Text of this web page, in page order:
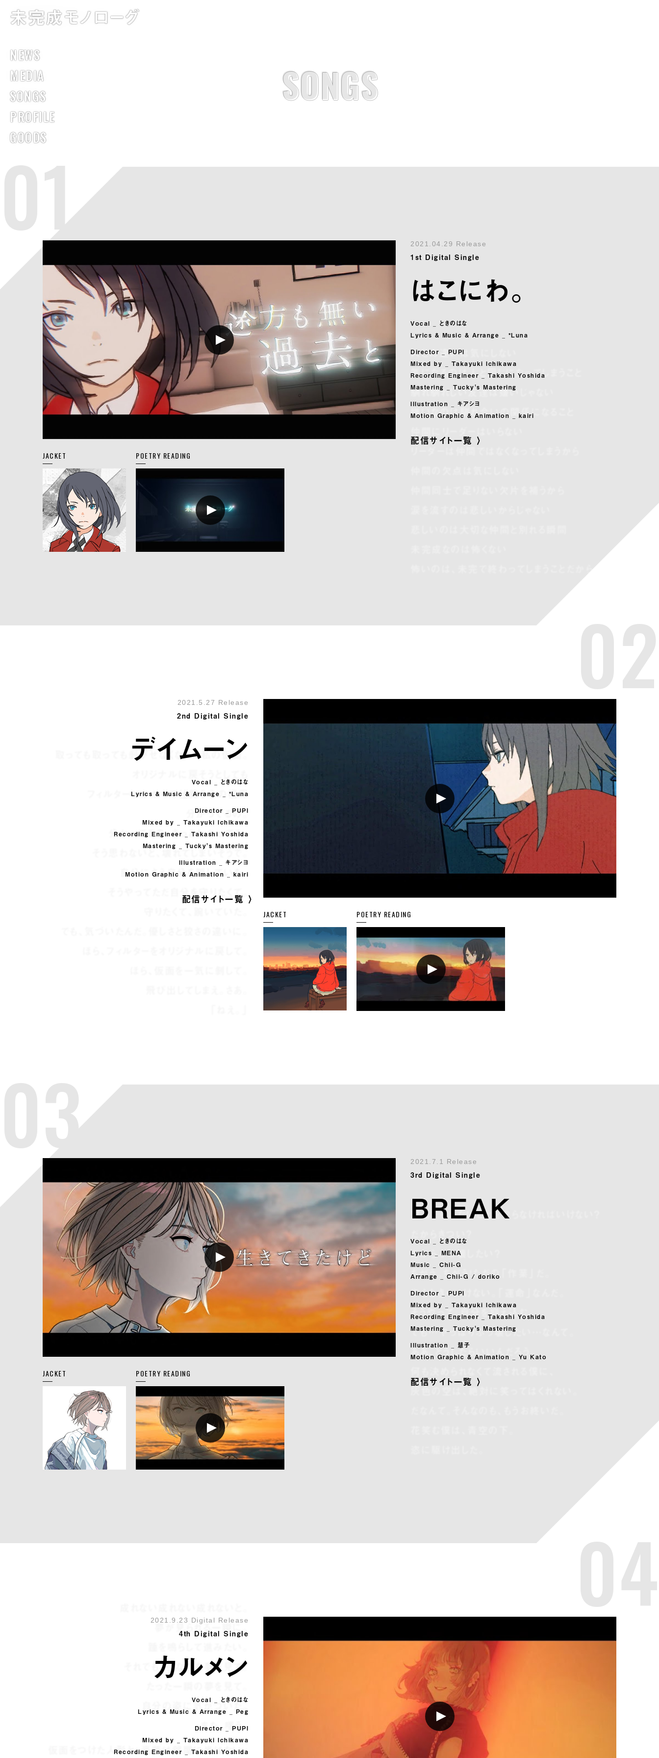
未完成モノローグ
NEWS
MEDIA
SONGS
PROFILE
GOODS
SONGS
JACKET POETRY READING
2021.04.29 Release
1st Digital Single
はこにわ。
Vocal _ ときのはな
Lyrics & Music & Arrange _ *Luna
Director _ PUPI
Mixed by _ Takayuki Ichikawa
Recording Engineer _ Takashi Yoshida
Mastering _ Tucky's Mastering
Illustration _ キアシヨ
Motion Graphic & Animation _ kairi
配信サイト一覧
人との違いは気にしない
気になるのは人と同じになってしまうこと
馴れ馴れしい友達は嫌いじゃない
嫌いなのは馴れ合いの関係になること
怖いのは、未完で終わってしまうことだから…
JACKET POETRY READING
2021.5.27 Release
2nd Digital Single
デイムーン
Vocal _ ときのはな
Lyrics & Music & Arrange _ *Luna
Director _ PUPI
Mixed by _ Takayuki Ichikawa
Recording Engineer _ Takashi Yoshida
Mastering _ Tucky's Mastering
Illustration _ キアシヨ
Motion Graphic & Animation _ kairi
配信サイト一覧
取っても取っても剝がせなくなった私の仮面。
フィルターがかかって仕舞う心の視界
分かってるの。
分かってるの。きっとわかってる。
そう思わないと、壊れてしまいそうで。
自分にさえ自分を隠していた。
そうやってただ自分を守りたくて。
JACKET POETRY READING
2021.7.1 Release
3rd Digital Single
BREAK
Vocal _ ときのはな
Lyrics _ MENA
Music _ Chii-G
Arrange _ Chii-G / doriko
Director _ PUPI
Mixed by _ Takayuki Ichikawa
Recording Engineer _ Takashi Yoshida
Mastering _ Tucky's Mastering
Illustration _ 慧子
Motion Graphic & Animation _ Yu Kato
配信サイト一覧
望んでもいないことをやらなければいけない？
だからきつい？
だからぶっ壊したい？
ちがう。ちがう！ただの「作業」だ。
やらなきゃいけない。「運命」なんだ。
そうやって、自分を抑え込む。
でも…やっぱりぶっ壊したい…なんて。
ああ、どうしたらいいんだろう。
灰色の空は、絶対に笑ってはくれない。
2021.9.23 Digital Release
4th Digital Single
カルメン
Vocal _ ときのはな
Lyrics & Music & Arrange _ Peg
Director _ PUPI
Mixed by _ Takayuki Ichikawa
Recording Engineer _ Takashi Yoshida
夢が見られる一瞬に。
それでも、夜な夜な夢を見て。
自分の姿に気がついた。
また、嗤う。
仮面をつけた人形と、豪華は部屋に光はない。